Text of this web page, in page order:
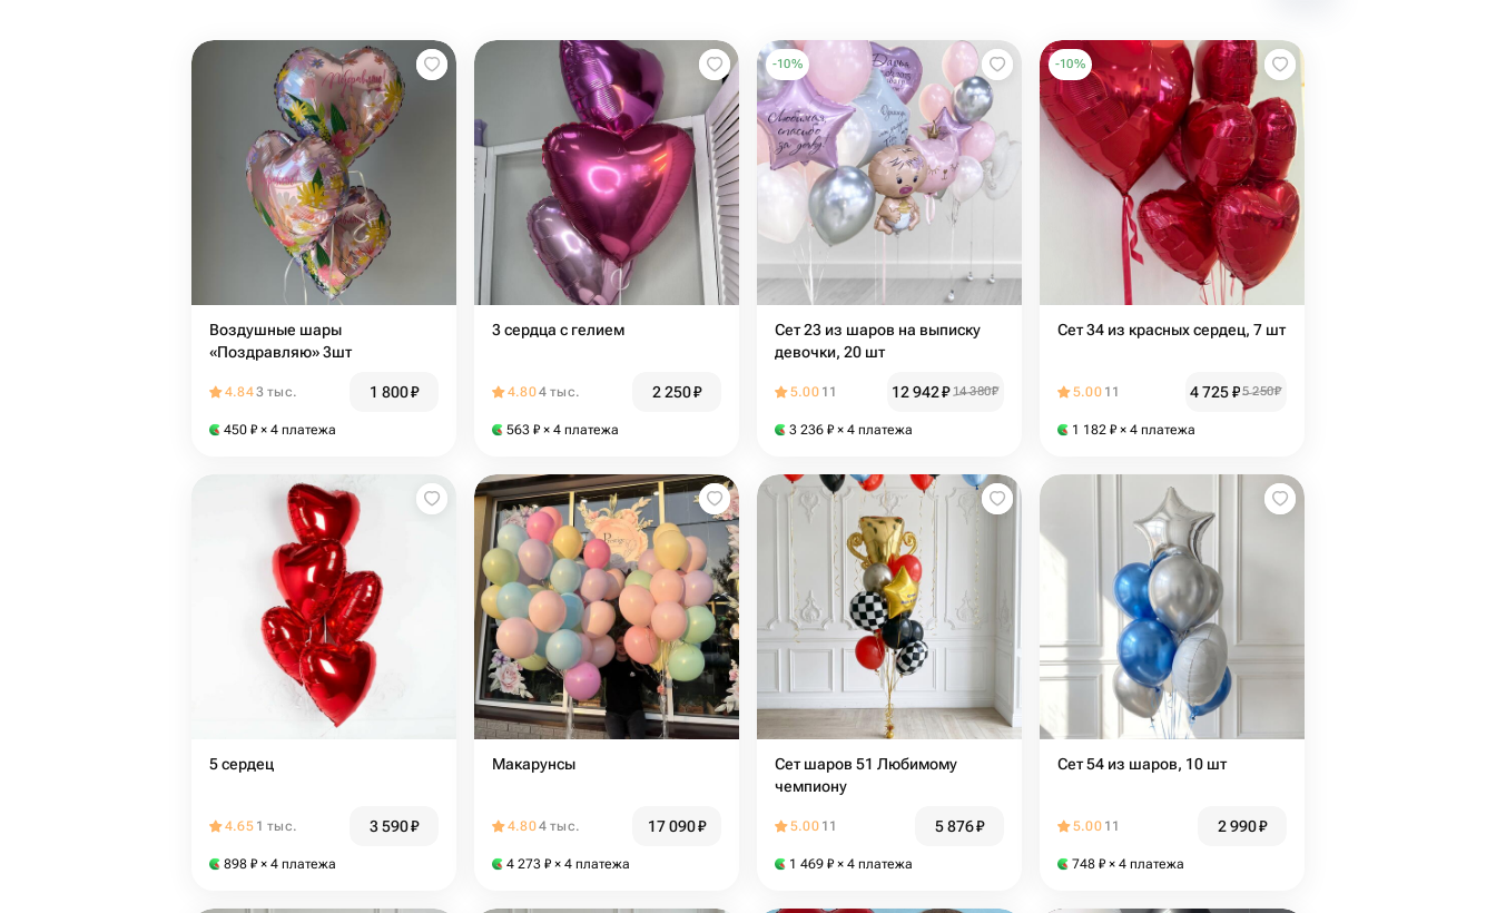
Воздушные шары
«Поздравляю» 3шт
4.843 тыс. 1 800₽
450 ₽ × 4 платежа
3 сердца с гелием
4.804 тыс. 2 250₽
563 ₽ × 4 платежа
-10%
Сет 23 из шаров на выписку
девочки, 20 шт
5.00 11 12 942₽ 14 380₽
3 236 ₽ × 4 платежа
-10%
Сет 34 из красных сердец, 7 шт
5.00 11 4 725₽5 250₽
1 182 ₽ × 4 платежа
5 сердец
4.65 1 тыс. 3 590₽
898 ₽ × 4 платежа
Макарунсы
4.804 тыс. 17 090₽
4 273 ₽ × 4 платежа
Сет шаров 51 Любимому
чемпиону
5.00 11 5 876₽
1 469 ₽ × 4 платежа
Сет 54 из шаров, 10 шт
5.00 11 2 990₽
748 ₽ × 4 платежа